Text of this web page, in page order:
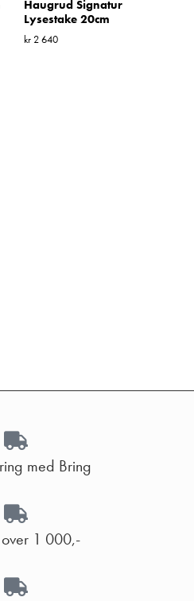
Haugrud Signatur
Lysestake 20cm
kr 2 640
med Bring
1 000,-